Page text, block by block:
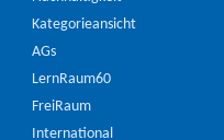
Kategorieansicht
AGs
LernRaum60
FreiRaum
International